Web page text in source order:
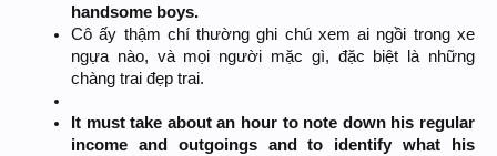
handsome boys.
Cô ấy thậm chí thường ghi chú xem ai ngồi trong xe
ngựa nào, và mọi người mặc gì, đặc biệt là những
chàng trai đẹp trai.
It must take about an hour to note down his regular
income and outgoings and to identify what his